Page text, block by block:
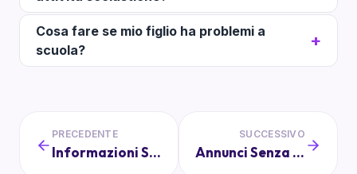
Cosa fare se mio figlio ha problemi a
scuola?
PRECEDENTE
Informazioni Scolastiche: Cosa Si Può Condividere Senza Rischi
SUCCESSIVO
Annunci Senza Confusione: Come Strutturare Messaggi Chiari e Concisi